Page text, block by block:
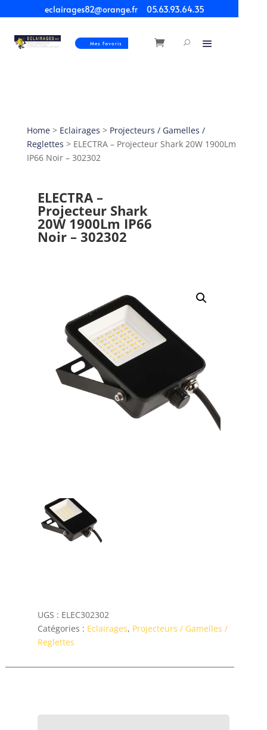
eclairages82@orange.fr 05.63.93.64.35
Mes Favoris
Home> Eclairages > Projecteurs / Gamelles /
Reglettes > ELECTRA – Projecteur Shark 20W 1900Lm
IP66 Noir – 302302
ELECTRA –
Projecteur Shark
20W 1900Lm IP66
Noir – 302302
UGS : ELEC302302
Catégories : Eclairages, Projecteurs / Gamelles /
Reglettes